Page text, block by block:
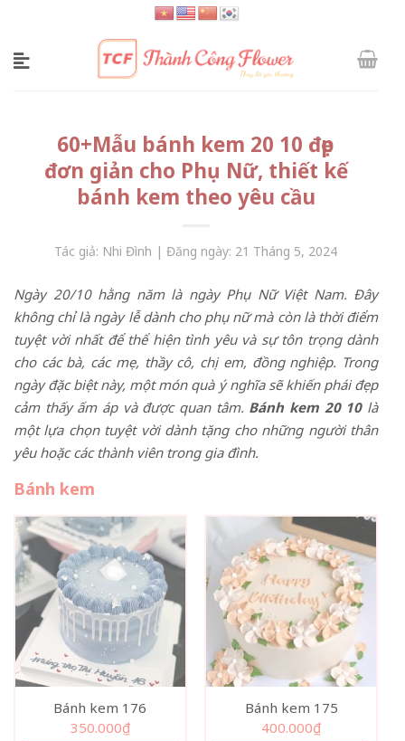
content
60+Mẫu bánh kem 20 10 đẹp
đơn giản cho Phụ Nữ, thiết kế
bánh kem theo yêu cầu
Tác giả: Nhi Đình | Đăng ngày: 21 Tháng 5, 2024
Ngày 20/10 hằng năm là ngày Phụ Nữ Việt Nam. Đây
không chỉ là ngày lễ dành cho phụ nữ mà còn là thời điểm
tuyệt vời nhất để thể hiện tình yêu và sự tôn trọng dành
cho các bà, các mẹ, thầy cô, chị em, đồng nghiệp. Trong
ngày đặc biệt này, một món quà ý nghĩa sẽ khiến phái đẹp
cảm thấy ấm áp và được quan tâm. Bánh kem 20 10là
một lựa chọn tuyệt vời dành tặng cho những người thân
yêu hoặc các thành viên trong gia đình.
Bánh kem
Bánh kem 176
350.000₫
Bánh kem 175
400.000₫